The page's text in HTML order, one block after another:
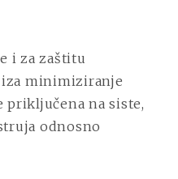
i za zaštitu
minimiziranje
priključena na siste,
odnosno